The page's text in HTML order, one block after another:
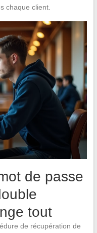
chaque client.
de passe
tout
de récupération de